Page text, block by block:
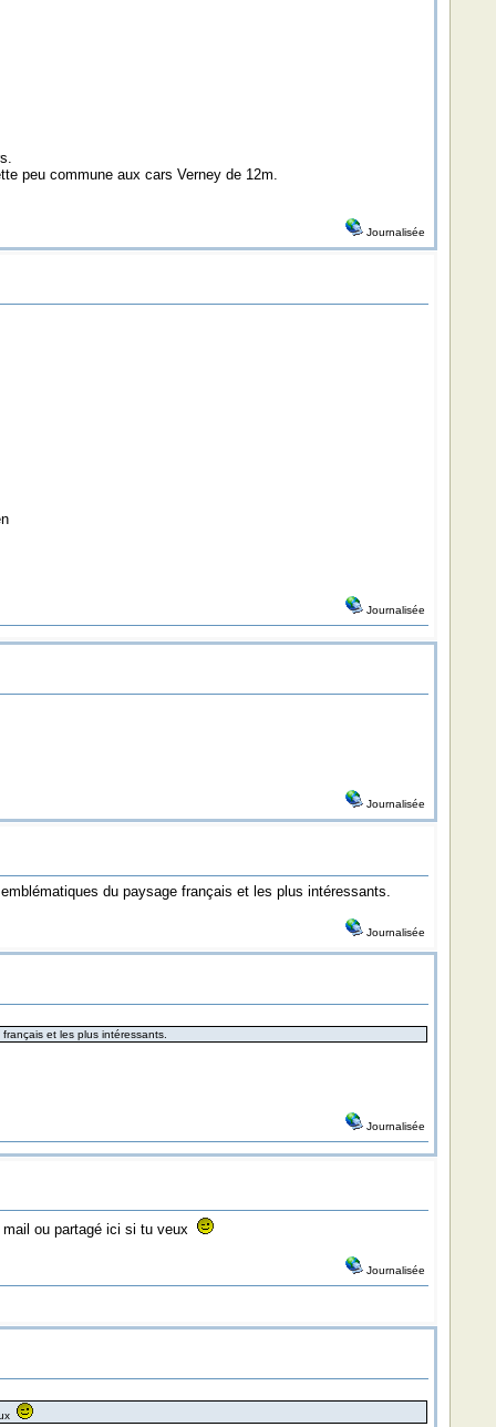
peu commune aux cars Verney de 12m.
Journalisée
Journalisée
Journalisée
du paysage français et les plus intéressants.
Journalisée
et les plus intéressants.
Journalisée
ou partagé ici si tu veux
Journalisée